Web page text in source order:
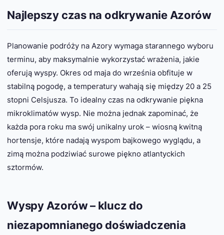
Najlepszy czas na odkrywanie Azorów
Planowanie podróży na Azory wymaga starannego wyboru
terminu, aby maksymalnie wykorzystać wrażenia, jakie
oferują wyspy. Okres od maja do września obfituje w
stabilną pogodę, a temperatury wahają się między 20 a 25
stopni Celsjusza. To idealny czas na odkrywanie piękna
mikroklimatów wysp. Nie można jednak zapominać, że
każda pora roku ma swój unikalny urok – wiosną kwitną
hortensje, które nadają wyspom bajkowego wyglądu, a
zimą można podziwiać surowe piękno atlantyckich
sztormów.
Wyspy Azorów – klucz do
niezapomnianego doświadczenia